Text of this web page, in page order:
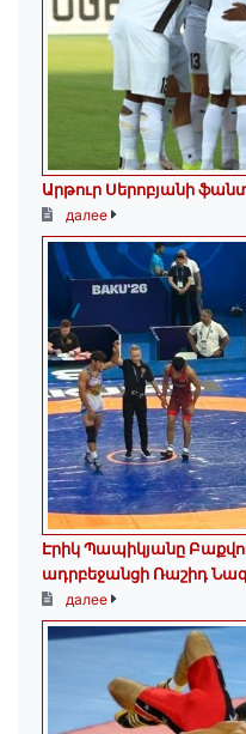
Արթուր Սերոբյանի
далее
Էրիկ Պապիկյանը
ադրբեջանցի Ռաշիդ
далее